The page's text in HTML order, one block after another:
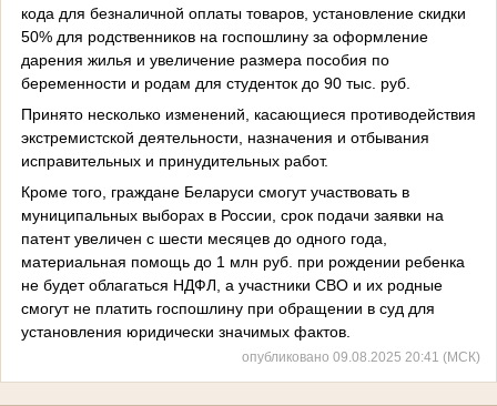
кода для безналичной оплаты товаров, установление скидки
50% для родственников на госпошлину за оформление
дарения жилья и увеличение размера пособия по
беременности и родам для студенток до 90 тыс. руб.
Принято несколько изменений, касающиеся противодействия
экстремистской деятельности, назначения и отбывания
исправительных и принудительных работ.
Кроме того, граждане Беларуси смогут участвовать в
муниципальных выборах в России, срок подачи заявки на
патент увеличен с шести месяцев до одного года,
материальная помощь до 1 млн руб. при рождении ребенка
не будет облагаться НДФЛ, а участники СВО и их родные
смогут не платить госпошлину при обращении в суд для
установления юридически значимых фактов.
опубликовано 09.08.2025 20:41 (МСК)